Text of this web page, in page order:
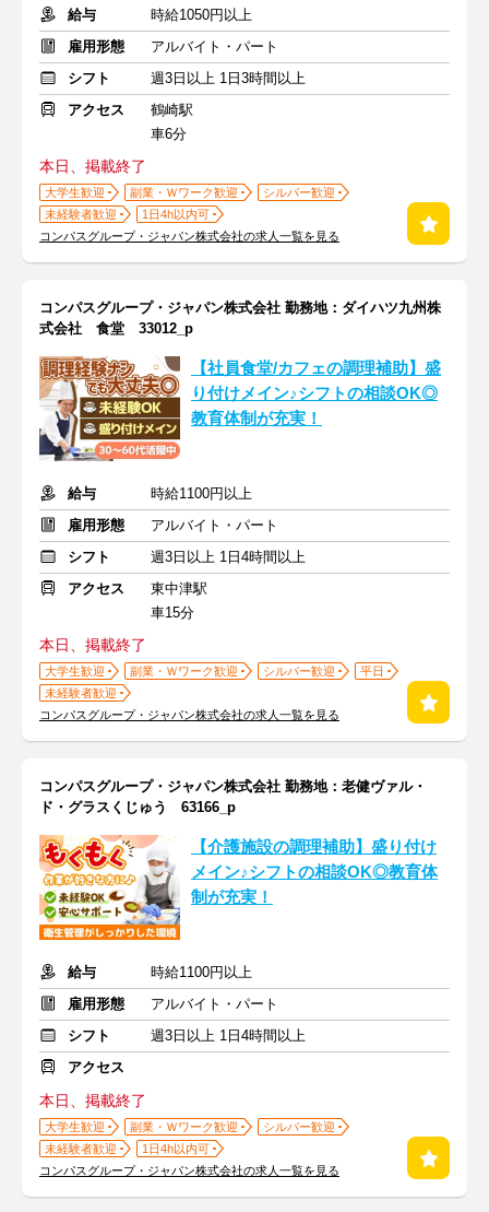
給与
時給1050円以上
雇用形態
アルバイト・パート
シフト
週3日以上 1日3時間以上
アクセス
鶴崎駅
車6分
本日、掲載終了
大学生歓迎 副業・Ｗワーク歓迎
シルバー歓迎
未経験者歓迎
1日4h以内可
コンパスグループ・ジャパン株式会社の求人一覧を見る
コンパスグループ・ジャパン株式会社 勤務地：ダイハツ九州株
式会社 食堂 33012_p
【社員食堂/カフェの調理補助】盛
り付けメイン♪シフトの相談OK◎
教育体制が充実！
給与
時給1100円以上
雇用形態
アルバイト・パート
シフト
週3日以上 1日4時間以上
アクセス
東中津駅
車15分
本日、掲載終了
大学生歓迎 副業・Ｗワーク歓迎 シルバー歓迎
平日
未経験者歓迎
コンパスグループ・ジャパン株式会社の求人一覧を見る
コンパスグループ・ジャパン株式会社 勤務地：老健ヴァル・
ド・グラスくじゅう 63166_p
【介護施設の調理補助】盛り付け
メイン♪シフトの相談OK◎教育体
制が充実！
給与
時給1100円以上
雇用形態
アルバイト・パート
シフト
週3日以上 1日4時間以上
アクセス
本日、掲載終了
大学生歓迎 副業・Ｗワーク歓迎
シルバー歓迎
未経験者歓迎
1日4h以内可
コンパスグループ・ジャパン株式会社の求人一覧を見る